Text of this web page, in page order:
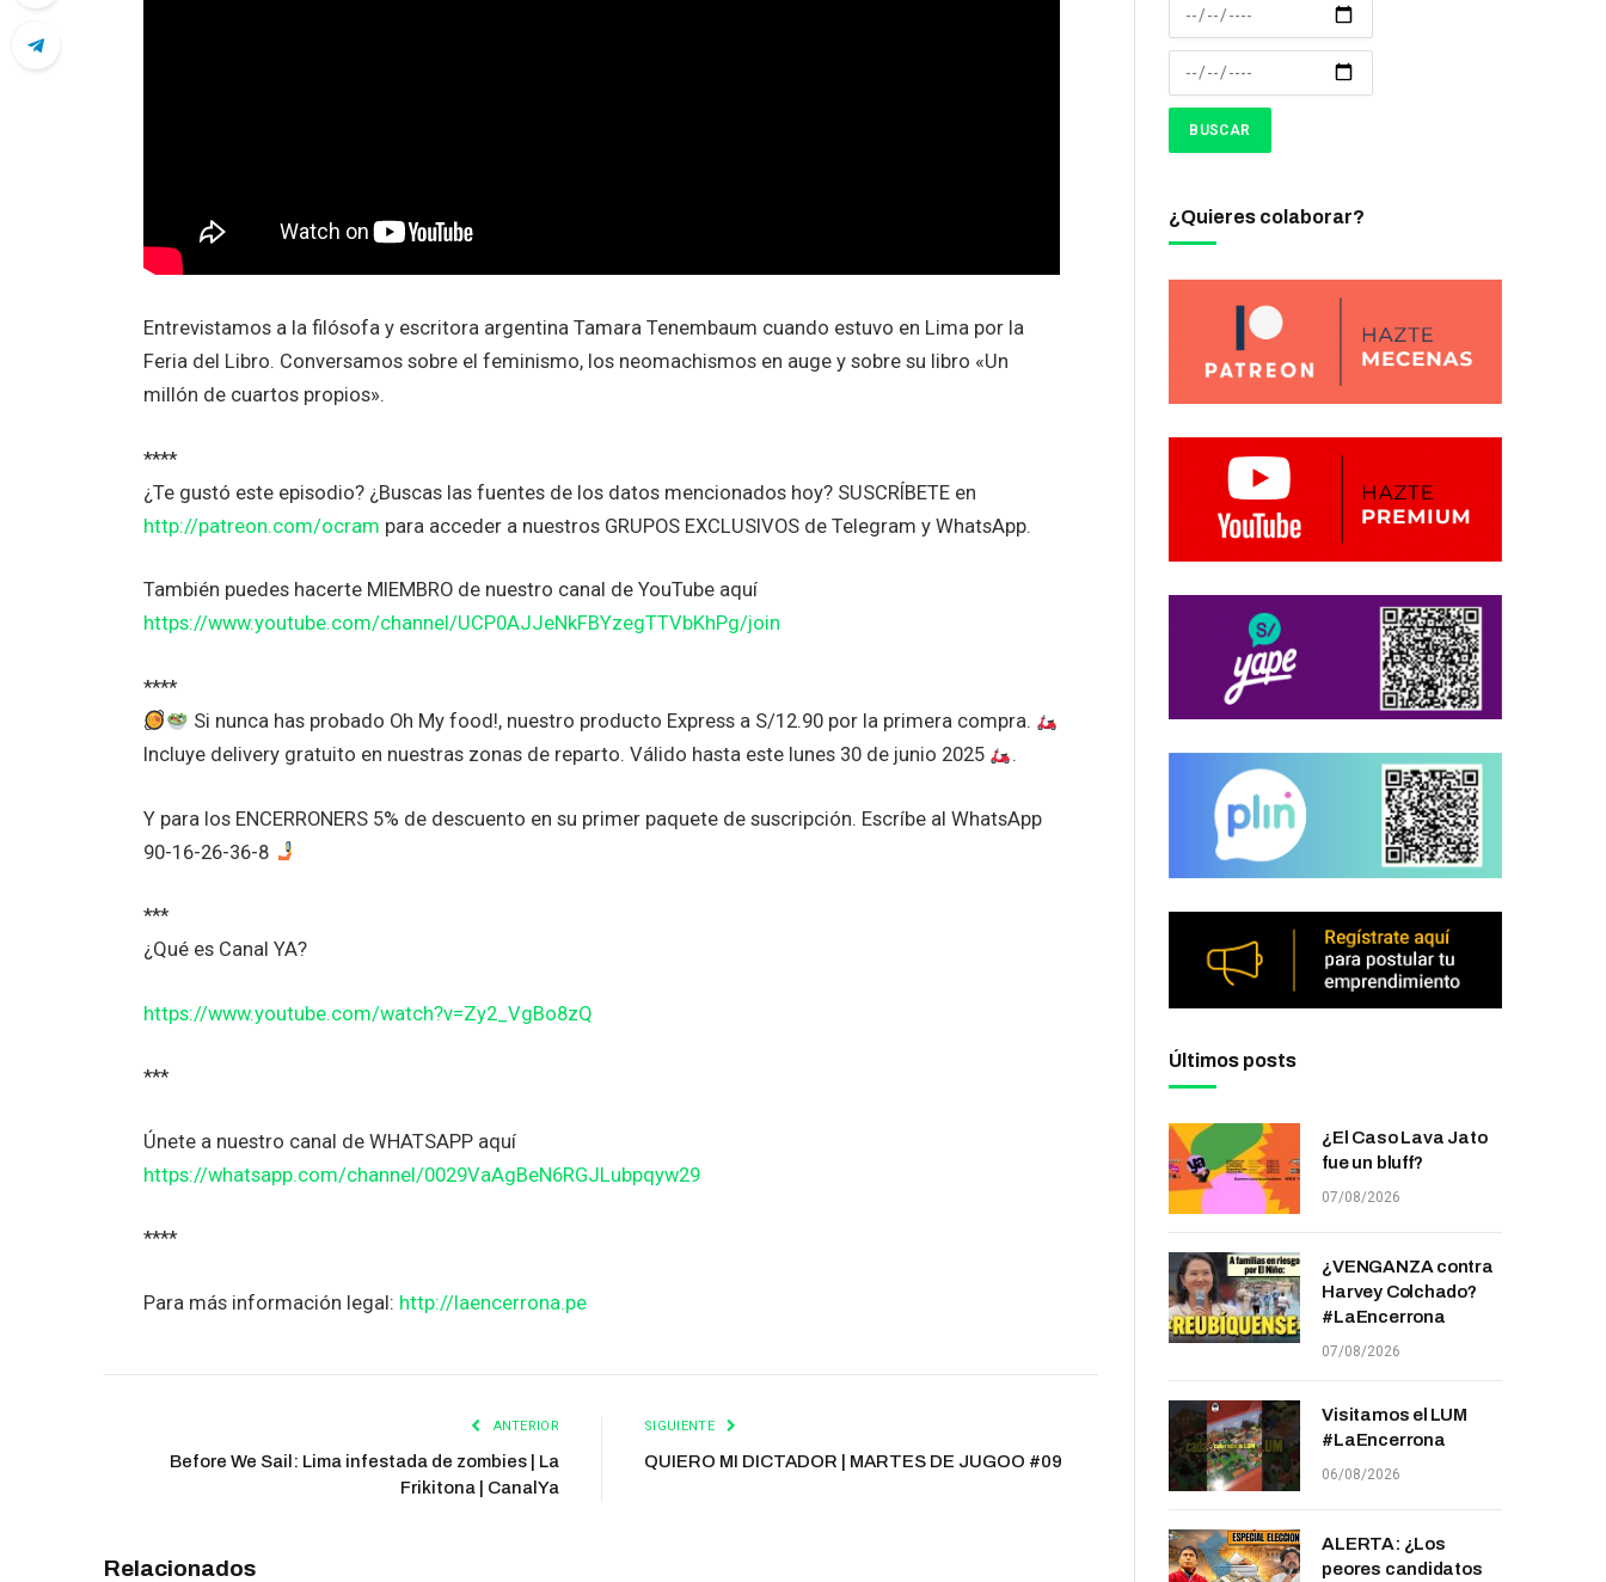
Entrevistamos a la filósofa y escritora argentina Tamara Tenembaum cuando estuvo en Lima por la
Feria del Libro. Conversamos sobre el feminismo, los neomachismos en auge y sobre su libro «Un
millón de cuartos propios».
****
¿Te gustó este episodio? ¿Buscas las fuentes de los datos mencionados hoy? SUSCRÍBETE en
http://patreon.com/ocram para acceder a nuestros GRUPOS EXCLUSIVOS de Telegram y WhatsApp.
También puedes hacerte MIEMBRO de nuestro canal de YouTube aquí
https://www.youtube.com/channel/UCP0AJJeNkFBYzegTTVbKhPg/join
****
Si nunca has probado Oh My food!, nuestro producto Express a S/12.90 por la primera compra.
Incluye delivery gratuito en nuestras zonas de reparto. Válido hasta este lunes 30 de junio 2025
.
Y para los ENCERRONERS 5% de descuento en su primer paquete de suscripción. Escríbe al WhatsApp
90-16-26-36-8
***
¿Qué es Canal YA?
https://www.youtube.com/watch?v=Zy2_VgBo8zQ
***
Únete a nuestro canal de WHATSAPP aquí
https://whatsapp.com/channel/0029VaAgBeN6RGJLubpqyw29
****
Para más información legal: http://laencerrona.pe
ANTERIOR
Before We Sail: Lima infestada de zombies | La
Frikitona | CanalYa
SIGUIENTE
QUIERO MI DICTADOR | MARTES DE JUGOO #09
Relacionados
¿Quieres colaborar?
Últimos posts
¿El Caso Lava Jato
fue un bluff?
07/08/2026
¿VENGANZA contra
Harvey Colchado?
#LaEncerrona
07/08/2026
Visitamos el LUM
#LaEncerrona
06/08/2026
ALERTA: ¿Los
peores candidatos